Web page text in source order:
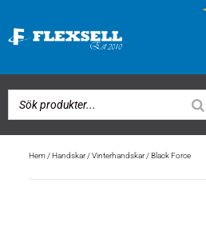
Hem/Handskar/Vinterhandskar/ Black Force